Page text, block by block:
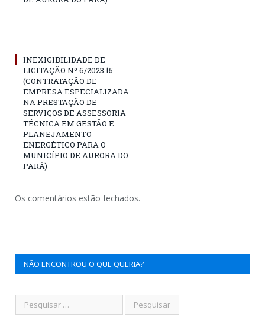
INEXIGIBILIDADE DE
LICITAÇÃO Nº 6/2023.15
(CONTRATAÇÃO DE
EMPRESA ESPECIALIZADA
NA PRESTAÇÃO DE
SERVIÇOS DE ASSESSORIA
TÉCNICA EM GESTÃO E
PLANEJAMENTO
ENERGÉTICO PARA O
MUNICÍPIO DE AURORA DO
PARÁ)
Os comentários estão fechados.
NÃO ENCONTROU O QUE QUERIA?